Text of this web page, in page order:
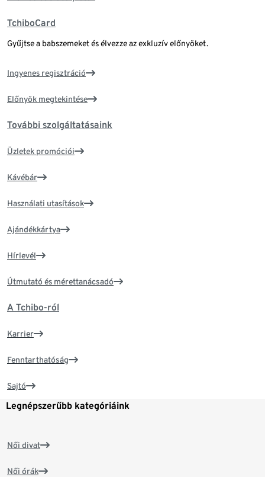
TchiboCard
Gyűjtse a babszemeket és élvezze az exkluzív előnyöket.
Ingyenes regisztráció
Előnyök megtekintése
További szolgáltatásaink
Üzletek promóciói
Kávébár
Használati utasítások
Ajándékkártya
Hírlevél
Útmutató és mérettanácsadó
A Tchibo-ról
Karrier
Fenntarthatóság
Sajtó
Legnépszerűbb kategóriáink
Női divat
Női órák